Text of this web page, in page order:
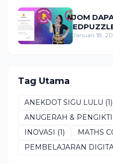
JOM
Januari 18,
Tag Utama
ANEKDOT SIGU LULU (1)
ANUGERAH &
INOVASI
(1) MATHS
PEMBELAJARAN